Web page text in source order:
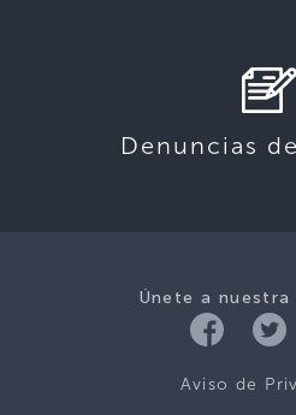
Denuncias
Únete a nuestra
Aviso de